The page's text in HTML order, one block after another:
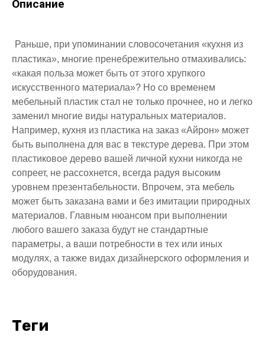
Описание
Раньше, при упоминании словосочетания «кухня из
пластика», многие пренебрежительно отмахивались:
«какая польза может быть от этого хрупкого
искусственного материала»? Но со временем
мебельный пластик стал не только прочнее, но и легко
заменил многие виды натуральных материалов.
Например, кухня из пластика на заказ «Айрон» может
быть выполнена для вас в текстуре дерева. При этом
пластиковое дерево вашей личной кухни никогда не
сопреет, не рассохнется, всегда радуя высоким
уровнем презентабельности. Впрочем, эта мебель
может быть заказана вами и без имитации природных
материалов. Главным нюансом при выполнении
любого вашего заказа будут не стандартные
параметры, а ваши потребности в тех или иных
модулях, а также видах дизайнерского оформления и
оборудования.
теги